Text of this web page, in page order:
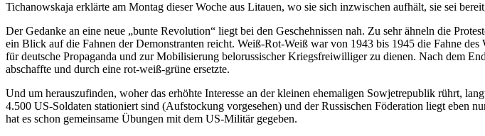
Tichanowskaja erklärte am Montag dieser Woche aus Litauen, wo sie sich inzwischen aufhält, sie sei
Der Gedanke an eine neue „bunte Revolution“ liegt bei den Geschehnissen nah. Zu sehr ähneln die
ein Blick auf die Fahnen der Demonstranten reicht. Weiß-Rot-Weiß war von 1943 bis 1945 die Fahne
für deutsche Propaganda und zur Mobilisierung belorussischer Kriegsfreiwilliger zu dienen. Nach dem
abschaffte und durch eine rot-weiß-grüne ersetzte.
Und um herauszufinden, woher das erhöhte Interesse an der kleinen ehemaligen Sowjetrepublik rührt,
4.500 US-Soldaten stationiert sind (Aufstockung vorgesehen) und der Russischen Föderation liegt
hat es schon gemeinsame Übungen mit dem US-Militär gegeben.